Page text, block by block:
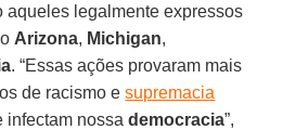
aqueles legalmente expressos
Arizona, Michigan,
. “Essas ações provaram mais
de racismo esupremacia
infectam nossademocracia”,